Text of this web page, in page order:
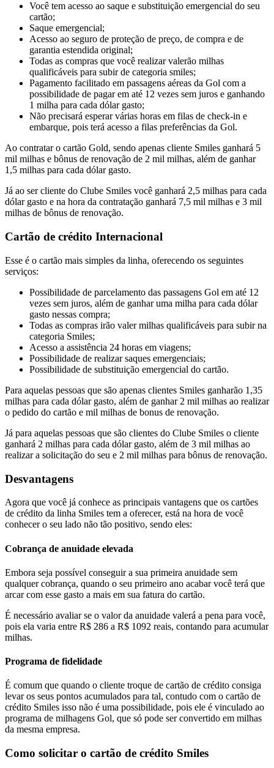
Você tem acesso ao saque e substituição emergencial do seu
cartão;
Saque emergencial;
Acesso ao seguro de proteção de preço, de compra e de
garantia estendida original;
Todas as compras que você realizar valerão milhas
qualificáveis para subir de categoria smiles;
Pagamento facilitado em passagens aéreas da Gol com a
possibilidade de pagar em até 12 vezes sem juros e ganhando
1 milha para cada dólar gasto;
Não precisará esperar várias horas em filas de check-in e
embarque, pois terá acesso a filas preferências da Gol.
Ao contratar o cartão Gold, sendo apenas cliente Smiles ganhará 5
mil milhas e bônus de renovação de 2 mil milhas, além de ganhar
1,5 milhas para cada dólar gasto.
Já ao ser cliente do Clube Smiles você ganhará 2,5 milhas para cada
dólar gasto e na hora da contratação ganhará 7,5 mil milhas e 3 mil
milhas de bônus de renovação.
Cartão de crédito Internacional
Esse é o cartão mais simples da linha, oferecendo os seguintes
serviços:
Possibilidade de parcelamento das passagens Gol em até 12
vezes sem juros, além de ganhar uma milha para cada dólar
gasto nessas compra;
Todas as compras irão valer milhas qualificáveis para subir na
categoria Smiles;
Acesso a assistência 24 horas em viagens;
Possibilidade de realizar saques emergenciais;
Possibilidade de substituição emergencial do cartão.
Para aquelas pessoas que são apenas clientes Smiles ganharão 1,35
milhas para cada dólar gasto, além de ganhar 2 mil milhas ao realizar
o pedido do cartão e mil milhas de bonus de renovação.
Já para aquelas pessoas que são clientes do Clube Smiles o cliente
ganhará 2 milhas para cada dólar gasto, além de 3 mil milhas ao
realizar a solicitação do seu e 2 mil milhas para bônus de renovação.
Desvantagens
Agora que você já conhece as principais vantagens que os cartões
de crédito da linha Smiles tem a oferecer, está na hora de você
conhecer o seu lado não tão positivo, sendo eles:
Cobrança de anuidade elevada
Embora seja possível conseguir a sua primeira anuidade sem
qualquer cobrança, quando o seu primeiro ano acabar você terá que
arcar com esse gasto a mais em sua fatura do cartão.
É necessário avaliar se o valor da anuidade valerá a pena para você,
pois ela varia entre R$ 286 a R$ 1092 reais, contando para acumular
milhas.
Programa de fidelidade
É comum que quando o cliente troque de cartão de crédito consiga
levar os seus pontos acumulados para tal, contudo com o cartão de
crédito Smiles isso não é uma possibilidade, pois ele é vinculado ao
programa de milhagens Gol, que só pode ser convertido em milhas
da mesma empresa.
Como solicitar o cartão de crédito Smiles